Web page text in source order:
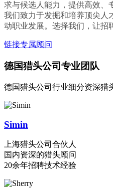
求与候选人能力，提供高效、
我们致力于发掘和培养顶尖人
动职业发展。选择我们，让招
链接专属顾问
德国猎头公司专业团队
德国猎头公司行业细分资深猎
Simin
上海猎头公司合伙人
国内资深的猎头顾问
20余年招聘技术经验